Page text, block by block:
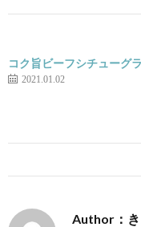
コク旨ビーフシチューグ
2021.01.02
Author：き